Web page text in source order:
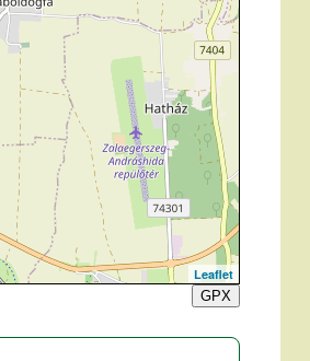
Leaflet
GPX